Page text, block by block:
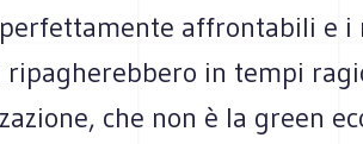
affrontabili e i
ripagherebbero in tempi
che non è la green